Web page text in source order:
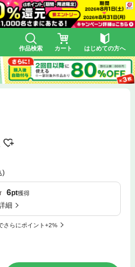
作品検索 カート はじめての方へ
)
6pt獲得
細
さらにポイント+2%